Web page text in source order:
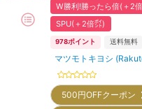
W勝利!勝ったら倍(＋2
SPU(＋2倍㌽)
978ポイント 送料無料
マツモトキヨシ
500円OFFクーポン